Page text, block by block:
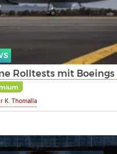
Rolltests mit Boeings
K. Thomalla